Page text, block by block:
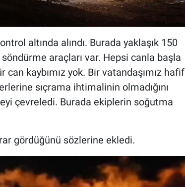
altında alındı. Burada yaklaşık 150
araçları var. Hepsi canla başla
kaybımız yok. Bir vatandaşımız hafif
sıçrama ihtimalinin olmadığını
çevreledi. Burada ekiplerin soğutma
gördüğünü sözlerine ekledi.